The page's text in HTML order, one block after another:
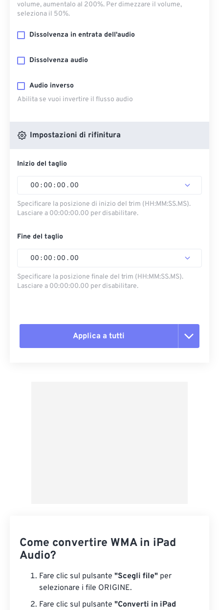
volume, aumentalo al 200%. Per dimezzare il volume,
seleziona il 50%.
Dissolvenza in entrata dell'audio
Dissolvenza audio
Audio inverso
Abilita se vuoi invertire il flusso audio
Impostazioni di rifinitura
Inizio del taglio
00 : 00 : 00 . 00
Specificare la posizione di inizio del trim (HH:MM:SS.MS).
Lasciare a 00:00:00.00 per disabilitare.
Fine del taglio
00 : 00 : 00 . 00
Specificare la posizione finale del trim (HH:MM:SS.MS).
Lasciare a 00:00:00.00 per disabilitare.
Applica a tutti
Come convertire WMA in iPad
Audio?
Fare clic sul pulsante "Scegli file" per
selezionare i file ORIGINE.
Fare clic sul pulsante "Converti in iPad